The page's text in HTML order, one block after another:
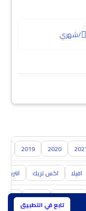
تابع في التطبيق
/شهري
2020
2019
افيلا اكس تريك انتربريز
سوزوكي هافال GAC